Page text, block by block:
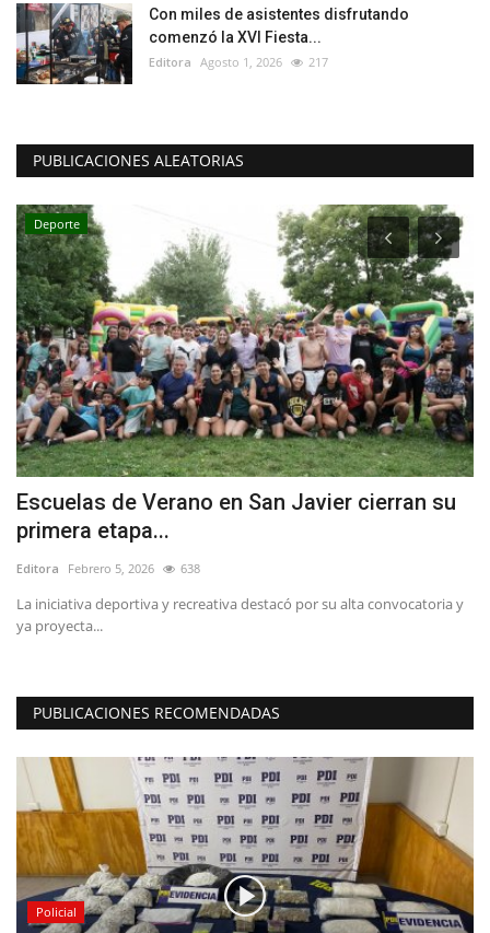
Con miles de asistentes disfrutando
comenzó la XVI Fiesta...
Editora Agosto 1, 2026 217
PUBLICACIONES ALEATORIAS
Deporte
Escuelas de Verano en San Javier cierran su
primera etapa...
Editora Febrero 5, 2026 638
La iniciativa deportiva y recreativa destacó por su alta convocatoria y
ya proyecta...
PUBLICACIONES RECOMENDADAS
Policial